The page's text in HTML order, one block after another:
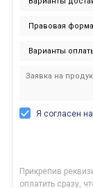
Я согласен на
Прикрепив
оплатить сразу,